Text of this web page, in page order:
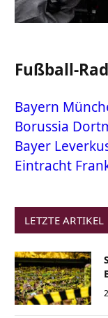
Fußball-
Bayern
Borussia
Bayer
Eintracht
LETZTE ARTIKEL